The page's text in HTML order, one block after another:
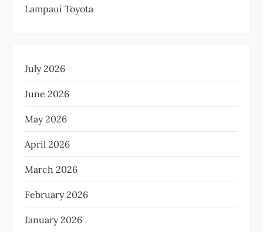
Lampaui Toyota
July 2026
June 2026
May 2026
April 2026
March 2026
February 2026
January 2026